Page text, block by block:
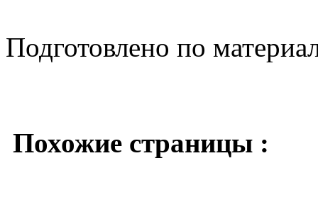
Подготовлено по
Похожие страницы :